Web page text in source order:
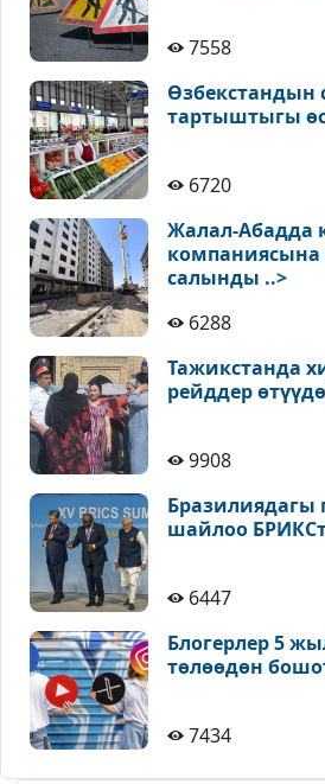
7558
Өзбекстандын
тартыштыгы
6720
Жалал-Абадда
компаниясына
салынды ..>
6288
Тажикстанда
рейддер
9908
Бразилиядагы
шайлоо
6447
Блогерлер 5
төлөөдөн
7434